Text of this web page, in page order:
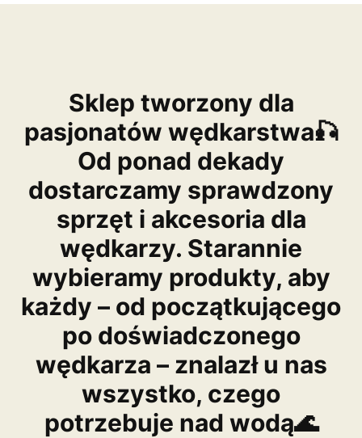
Sklep tworzony dla
pasjonatów wędkarstwa🎣
Od ponad dekady
dostarczamy sprawdzony
sprzęt i akcesoria dla
wędkarzy. Starannie
wybieramy produkty, aby
każdy – od początkującego
po doświadczonego
wędkarza – znalazł u nas
wszystko, czego
potrzebuje nad wodą🌊